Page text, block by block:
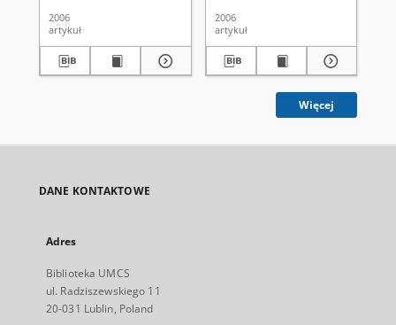
2006
artykuł
Paedodontics of Medical
University of Lublin
2006
artykuł
Więcej
DANE KONTAKTOWE
Adres
Biblioteka UMCS
ul. Radziszewskiego 11
20-031 Lublin, Poland